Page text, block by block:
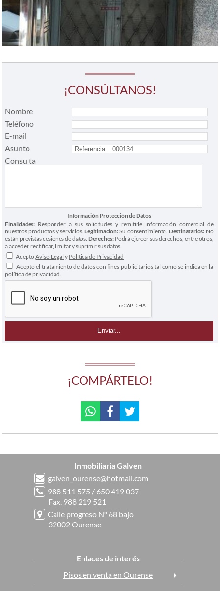
¡COMPÁRTELO!
¡CONSÚLTANOS!
Nombre
Teléfono
E-mail
Asunto
Consulta
Información Protección de Datos
Finalidades: Responder a sus solicitudes y remitirle información comercial de
nuestros productos y servicios. Legitimación:Su consentimiento. Destinatarios:No
están previstas cesiones de datos. Derechos: Podrá ejercer sus derechos, entre otros,
a acceder, rectificar, limitar y suprimir sus datos.
AceptoAviso Legal y Política de Privacidad
Acepto el tratamiento de datos con fines publicitarios tal como se indica en la
política de privacidad.
Inmobiliaria Galven
galven_ourense@hotmail.com
988 511 575 / 650 419 037
Fax. 988 219 521
Calle progreso Nº 68 bajo
32002 Ourense
Enlaces de interés
Pisos en venta en Ourense